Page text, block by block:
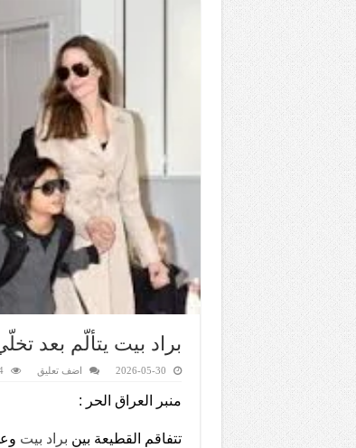
براد بيت يتألّم بعد
2026-05-30 اضف تعليق
منبر العراق الحر :
تتفاقم القطيعة بين براد بيت